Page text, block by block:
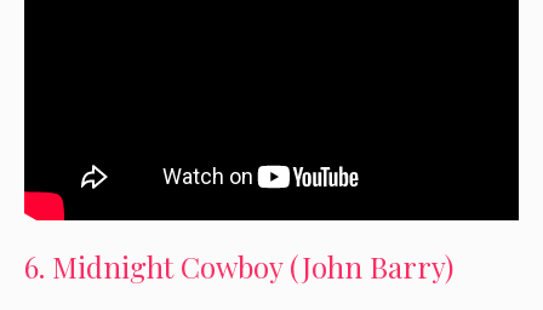
6. Midnight Cowboy (John Barry)